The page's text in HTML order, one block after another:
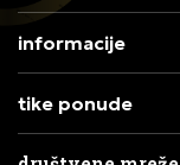
informacije
tike ponude